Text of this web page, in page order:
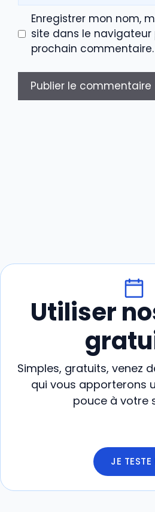
Enregistrer mon nom,
site dans le navigateur
prochain commentaire.
Utiliser
Simples, gratuits, venez
qui vous apporterons
pouce à votre
JE TESTE